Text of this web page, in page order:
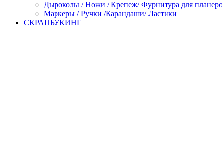
Дыроколы / Ножи / Крепеж/ Фурнитура для
Маркеры / Ручки /Карандаши/ Ластики
СКРАПБУКИНГ